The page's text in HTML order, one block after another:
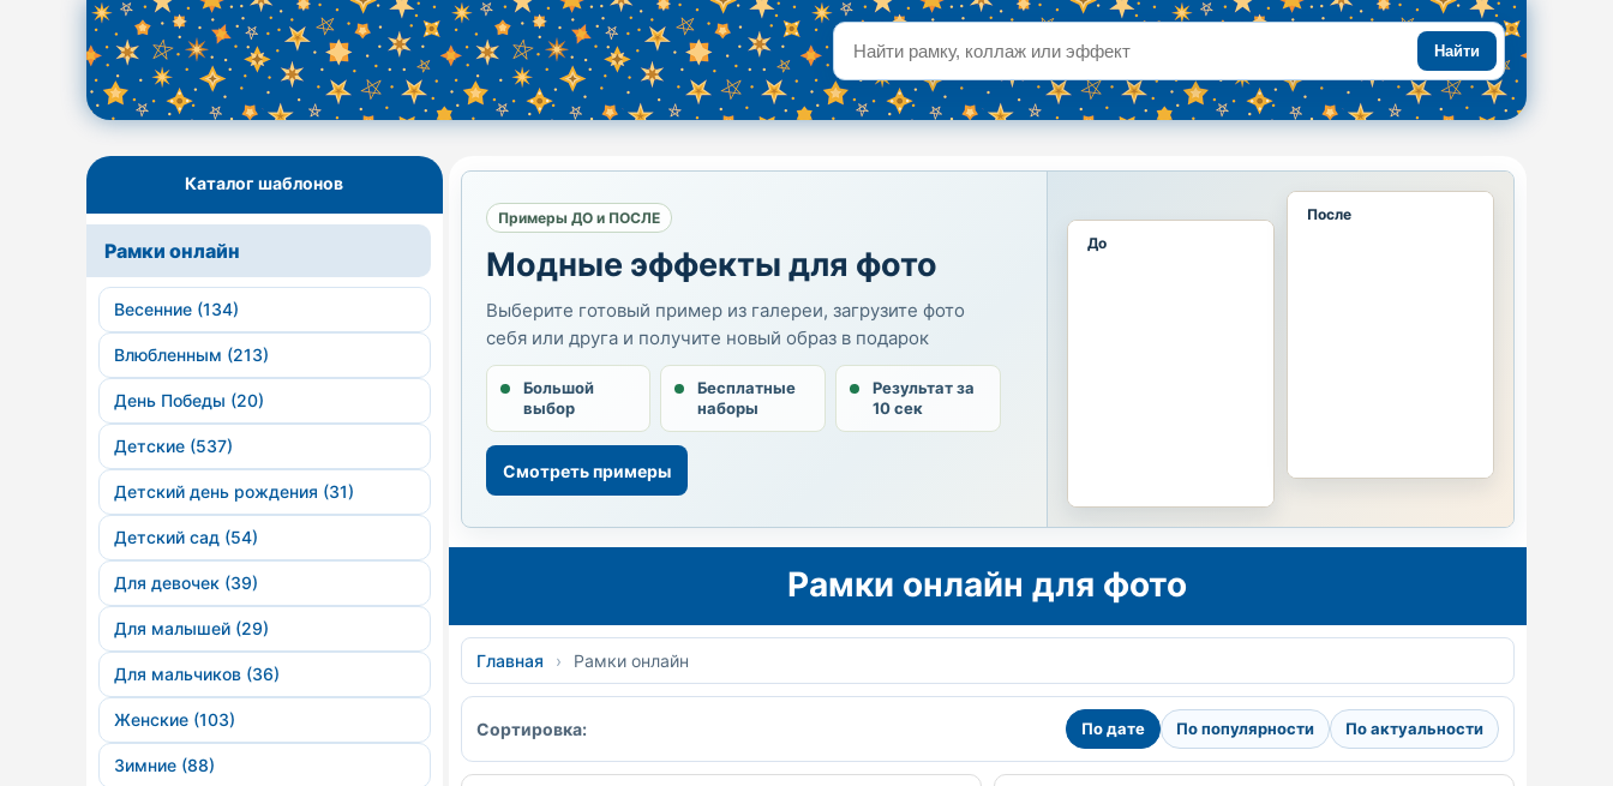
Найти
Каталог шаблонов
Рамки онлайн
Весенние (134)
Влюбленным (213)
День Победы (20)
Детские (537)
Детский день рождения (31)
Детский сад (54)
Для девочек (39)
Для малышей (29)
Для мальчиков (36)
Женские (103)
Зимние (88)
Примеры ДО и ПОСЛЕ
Модные эффекты для фото
Выберите готовый пример из галереи, загрузите фото
себя или друга и получите новый образ в подарок
Большой
выбор
Бесплатные
наборы
Результат за
10 сек
Смотреть примеры
До
После
Рамки онлайн для фото
Главная › Рамки онлайн
Сортировка: По дате По популярности По актуальности